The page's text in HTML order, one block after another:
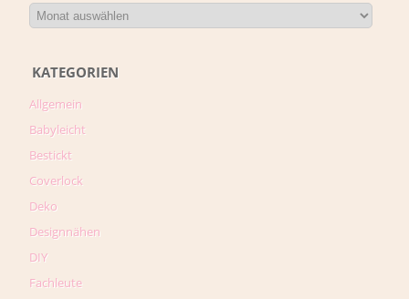
KATEGORIEN
Allgemein
Babyleicht
Bestickt
Coverlock
Deko
Designnähen
DIY
Fachleute